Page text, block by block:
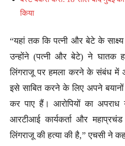
किया
“यहां तक कि पत्नी और बेटे के
उन्होंने (पत्नी और बेटे) ने घातक
लिंगराजू पर हमला करने के संबंध में
इसे साबित करने के लिए अपने
कर पाए हैं। आरोपियों का
आरटीआई कार्यकर्ता और
लिंगराजू की हत्या की है,” एचसी ने